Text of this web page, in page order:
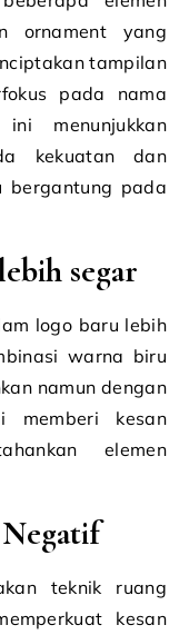
ornament yang
tampilan
pada nama
menunjukkan
kekuatan dan
bergantung pada
segar
logo baru lebih
warna biru
namun dengan
memberi kesan
elemen
teknik ruang
kesan